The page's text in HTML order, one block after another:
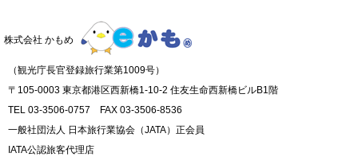
株式会社 かもめ
（観光庁長官登録旅行業第1009号）
〒105-0003 東京都港区西新橋1-10-2 住友生命西新橋ビルB1階
TEL 03-3506-0757 FAX 03-3506-8536
一般社団法人 日本旅行業協会（JATA）正会員
IATA公認旅客代理店